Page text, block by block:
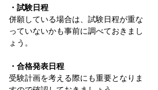
・試験日程
併願している場合は、試験日程が重な
っていないかも事前に調べておきまし
ょう。
・合格発表日程
受験計画を考える際にも重要となりま